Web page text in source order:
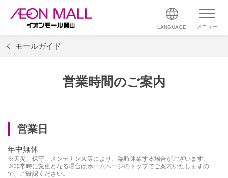
LANGUAGE メニュー
モールガイド
営業時間のご案内
営業日
年中無休
※天災、保守、メンテナンス等により、臨時休業する場合がございます。
※非常時に変更となる場合はホームページのトップでご案内いたしますの
で、ご確認ください。